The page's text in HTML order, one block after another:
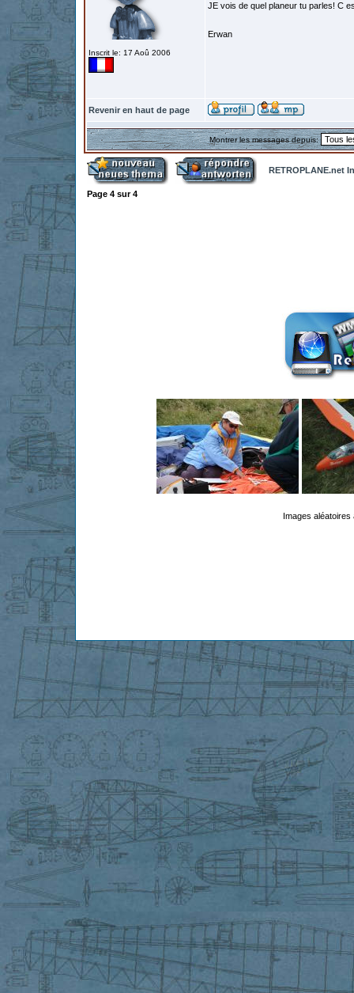
Inscrit le: 17 Aoû 2006
JE vois de quel planeur tu parles! C
Erwan
Revenir en haut de page
Montrer les messages depuis:
RETROPLANE.net
Page 4 sur4
Images aléatoires